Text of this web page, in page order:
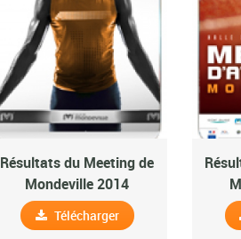
Résultats du Meeting de
Mondeville 2014
Télécharger